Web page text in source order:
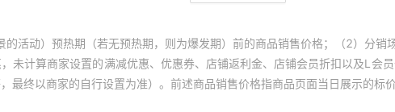
的活动）预热期（若无预热期，则为爆发期）前的商品销售价格；（2）分
未计算商家设置的满减优惠、优惠券、店铺返利金、店铺会员折扣以及L会
最终以商家的自行设置为准）。前述商品销售价格指商品页面当日展示的